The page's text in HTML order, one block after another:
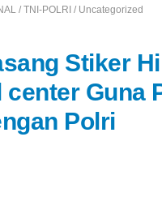
/ TNI-POLRI / Uncategorized
Stiker
Guna
Polri